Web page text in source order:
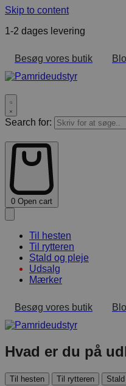
Skip to content
1-2 dages levering
Besøg vores butik
Search for:
0 Open cart
Til hesten
Til rytteren
Stald og pleje
Udsalg
Mærker
Besøg vores butik
Hvad er du på
Til hesten Til rytteren